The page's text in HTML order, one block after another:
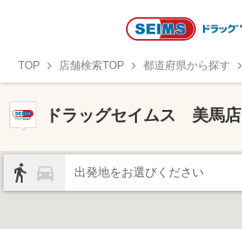
TOP 店舗検索TOP 都道府県から探す
ドラッグセイムス 美馬店
出発地をお選びください